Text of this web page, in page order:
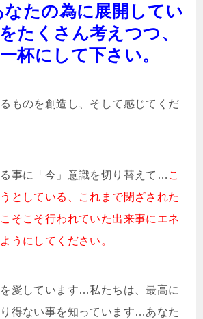
たの為に展開してい
たくさん考えつつ、
杯にして下さい。
ものを創造し、そして感じてくだ
事に「今」意識を切り替えて… こ
としている、これまで閉ざされた
そこそ行われていた出来事にエネ
うにしてください。
を愛しています…私たちは、最高に
得ない事を知っています…あなた